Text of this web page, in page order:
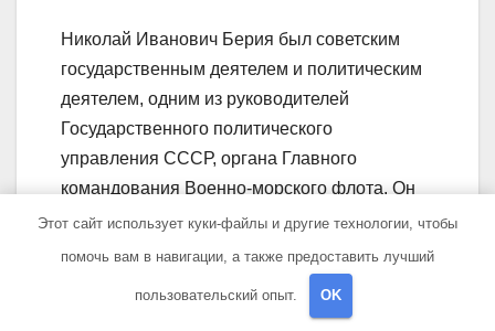
Николай Иванович Берия был советским
государственным деятелем и политическим
деятелем, одним из руководителей
Государственного политического
управления СССР, органа Главного
командования Военно-морского флота. Он
руководил Министерством государственной
Политбюро ЦК КПСС. Берия известен
Этот сайт использует куки-файлы и другие технологии, чтобы
помочь вам в навигации, а также предоставить лучший
пользовательский опыт. OK